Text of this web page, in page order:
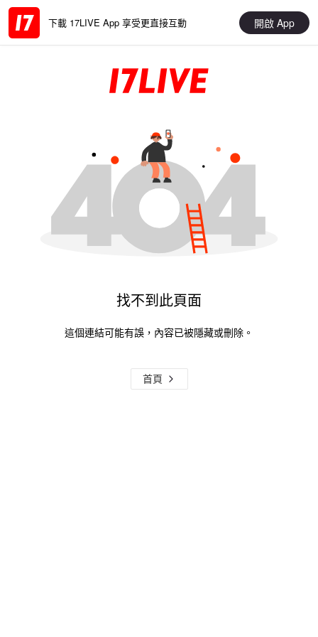
下載 17LIVE App 享受更直接互動 開啟 App
找不到此頁面
這個連結可能有誤，內容已被隱藏或刪除。
首頁